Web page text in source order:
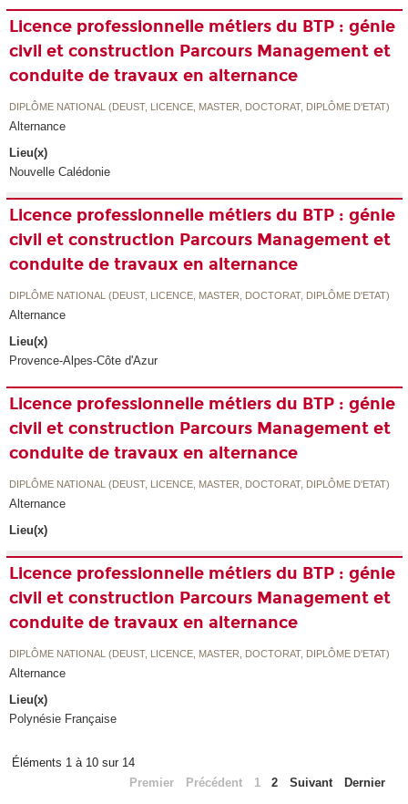
Licence professionnelle métiers du BTP : génie
civil et construction Parcours Management et
conduite de travaux en alternance
DIPLÔME NATIONAL (DEUST, LICENCE, MASTER, DOCTORAT, DIPLÔME D'ETAT)
Alternance
Lieu(x)
Nouvelle Calédonie
Licence professionnelle métiers du BTP : génie
civil et construction Parcours Management et
conduite de travaux en alternance
DIPLÔME NATIONAL (DEUST, LICENCE, MASTER, DOCTORAT, DIPLÔME D'ETAT)
Alternance
Lieu(x)
Provence-Alpes-Côte d'Azur
Licence professionnelle métiers du BTP : génie
civil et construction Parcours Management et
conduite de travaux en alternance
DIPLÔME NATIONAL (DEUST, LICENCE, MASTER, DOCTORAT, DIPLÔME D'ETAT)
Alternance
Lieu(x)
Licence professionnelle métiers du BTP : génie
civil et construction Parcours Management et
conduite de travaux en alternance
DIPLÔME NATIONAL (DEUST, LICENCE, MASTER, DOCTORAT, DIPLÔME D'ETAT)
Alternance
Lieu(x)
Polynésie Française
Éléments 1 à 10 sur 14
Premier
Précédent 1 2 Suivant Dernier